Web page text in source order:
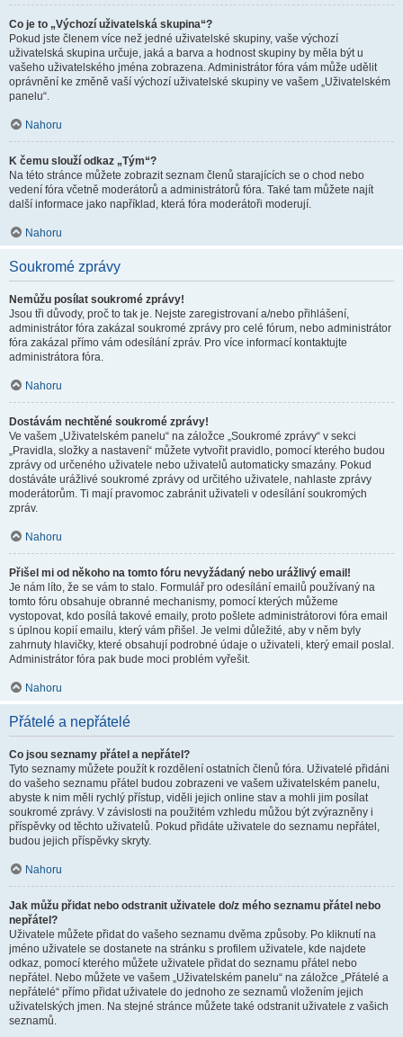
Co je to „Výchozí uživatelská skupina“?
Pokud jste členem více než jedné uživatelské skupiny, vaše výchozí
uživatelská skupina určuje, jaká a barva a hodnost skupiny by měla být u
vašeho uživatelského jména zobrazena. Administrátor fóra vám může udělit
oprávnění ke změně vaší výchozí uživatelské skupiny ve vašem „Uživatelském
panelu“.
Nahoru
K čemu slouží odkaz „Tým“?
Na této stránce můžete zobrazit seznam členů starajících se o chod nebo
vedení fóra včetně moderátorů a administrátorů fóra. Také tam můžete najít
další informace jako například, která fóra moderátoři moderují.
Nahoru
Soukromé zprávy
Nemůžu posílat soukromé zprávy!
Jsou tři důvody, proč to tak je. Nejste zaregistrovaní a/nebo přihlášení,
administrátor fóra zakázal soukromé zprávy pro celé fórum, nebo administrátor
fóra zakázal přímo vám odesílání zpráv. Pro více informací kontaktujte
administrátora fóra.
Nahoru
Dostávám nechtěné soukromé zprávy!
Ve vašem „Uživatelském panelu“ na záložce „Soukromé zprávy“ v sekci
„Pravidla, složky a nastavení“ můžete vytvořit pravidlo, pomocí kterého budou
zprávy od určeného uživatele nebo uživatelů automaticky smazány. Pokud
dostáváte urážlivé soukromé zprávy od určitého uživatele, nahlaste zprávy
moderátorům. Ti mají pravomoc zabránit uživateli v odesílání soukromých
zpráv.
Nahoru
Přišel mi od někoho na tomto fóru nevyžádaný nebo urážlivý email!
Je nám líto, že se vám to stalo. Formulář pro odesílání emailů používaný na
tomto fóru obsahuje obranné mechanismy, pomocí kterých můžeme
vystopovat, kdo posílá takové emaily, proto pošlete administrátorovi fóra email
s úplnou kopií emailu, který vám přišel. Je velmi důležité, aby v něm byly
zahrnuty hlavičky, které obsahují podrobné údaje o uživateli, který email poslal.
Administrátor fóra pak bude moci problém vyřešit.
Nahoru
Přátelé a nepřátelé
Co jsou seznamy přátel a nepřátel?
Tyto seznamy můžete použít k rozdělení ostatních členů fóra. Uživatelé přidáni
do vašeho seznamu přátel budou zobrazeni ve vašem uživatelském panelu,
abyste k nim měli rychlý přístup, viděli jejich online stav a mohli jim posílat
soukromé zprávy. V závislosti na použitém vzhledu můžou být zvýrazněny i
příspěvky od těchto uživatelů. Pokud přidáte uživatele do seznamu nepřátel,
budou jejich příspěvky skryty.
Nahoru
Jak můžu přidat nebo odstranit uživatele do/z mého seznamu přátel nebo
nepřátel?
Uživatele můžete přidat do vašeho seznamu dvěma způsoby. Po kliknutí na
jméno uživatele se dostanete na stránku s profilem uživatele, kde najdete
odkaz, pomocí kterého můžete uživatele přidat do seznamu přátel nebo
nepřátel. Nebo můžete ve vašem „Uživatelském panelu“ na záložce „Přátelé a
nepřátelé“ přímo přidat uživatele do jednoho ze seznamů vložením jejich
uživatelských jmen. Na stejné stránce můžete také odstranit uživatele z vašich
seznamů.